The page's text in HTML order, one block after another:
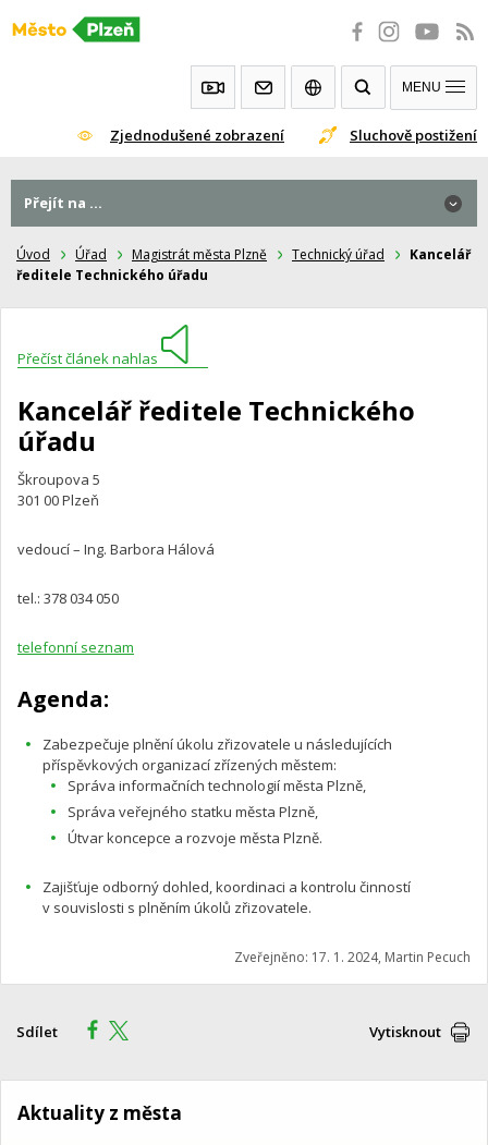
Přeskočit
Zjednodušené zobrazení Sluchově postižení
MENU
Úvod Úřad Magistrát města Plzně Technický úřad
Kancelář
ředitele Technického úřadu
Přečíst článek nahlas
Kancelář ředitele Technického
úřadu
Škroupova 5
301 00 Plzeň
vedoucí – Ing. Barbora Hálová
tel.: 378 034 050
telefonní seznam
Agenda:
Zabezpečuje plnění úkolu zřizovatele u následujících
příspěvkových organizací zřízených městem:
Správa informačních technologií města Plzně,
Správa veřejného statku města Plzně,
Útvar koncepce a rozvoje města Plzně.
Zajišťuje odborný dohled, koordinaci a kontrolu činností
v souvislosti s plněním úkolů zřizovatele.
Zveřejněno: 17. 1. 2024, Martin Pecuch
Sdílet Vytisknout
Přejít na ...
Aktuality z města